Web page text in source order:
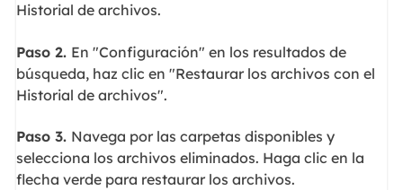
Historial de archivos.
Paso 2. En "Configuración" en los resultados de
búsqueda, haz clic en "Restaurar los archivos con el
Historial de archivos".
Paso 3. Navega por las carpetas disponibles y
selecciona los archivos eliminados. Haga clic en la
flecha verde para restaurar los archivos.